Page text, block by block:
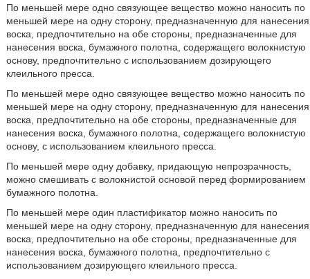
По меньшей мере одно связующее вещество можно наносить по
меньшей мере на одну сторону, предназначенную для нанесения
воска, предпочтительно на обе стороны, предназначенные для
нанесения воска, бумажного полотна, содержащего волокнистую
основу, предпочтительно с использованием дозирующего
клеильного пресса.
По меньшей мере одно связующее вещество можно наносить по
меньшей мере на одну сторону, предназначенную для нанесения
воска, предпочтительно на обе стороны, предназначенные для
нанесения воска, бумажного полотна, содержащего волокнистую
основу, с использованием клеильного пресса.
По меньшей мере одну добавку, придающую непрозрачность,
можно смешивать с волокнистой основой перед формированием
бумажного полотна.
По меньшей мере один пластификатор можно наносить по
меньшей мере на одну сторону, предназначенную для нанесения
воска, предпочтительно на обе стороны, предназначенные для
нанесения воска, бумажного полотна, предпочтительно с
использованием дозирующего клеильного пресса.